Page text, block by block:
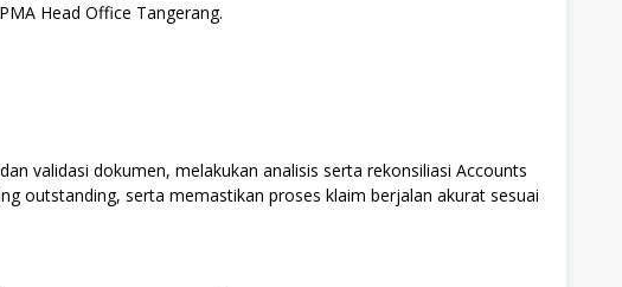
Head Office Tangerang.
validasi dokumen, melakukan analisis serta rekonsiliasi Accounts
outstanding, serta memastikan proses klaim berjalan akurat sesuai